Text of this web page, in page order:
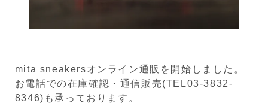
mita sneakersオンライン通販を開始しました。
お電話での在庫確認・通信販売(TEL03-3832-
8346)も承っております。